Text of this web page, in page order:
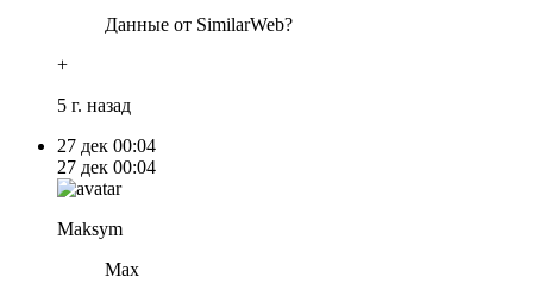
Данные от SimilarWeb?
+
5 г. назад
27 дек 00:04
27 дек 00:04
Maksym
Max